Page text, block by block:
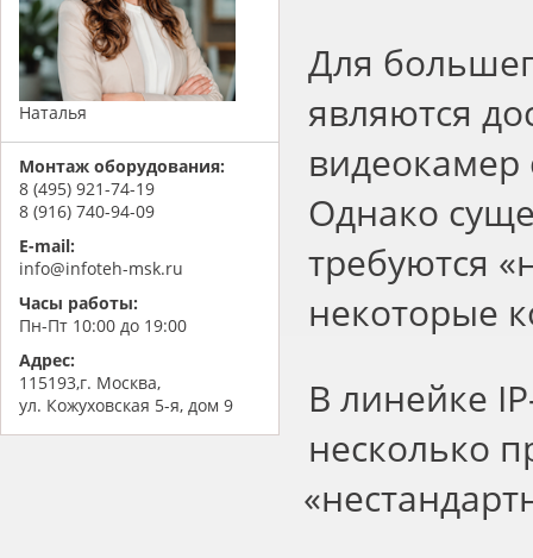
Наталья
Монтаж оборудования:
8 (495) 921-74-19
8 (916) 740-94-09
E-mail:
info@infoteh-msk.ru
Часы работы:
Пн-Пт 10:00 до 19:00
Адрес:
115193,г. Москва,
ул. Кожуховская 5-я, дом 9
Для
являются
видеокамер
Однако
требуются «
некоторые
В линейке
несколько
«